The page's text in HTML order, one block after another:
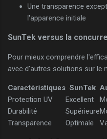
Une transparence
l'apparence initiale
SunTek versus la
Pour mieux comprendre
avec d'autres solutions sur le
Caractéristiques SunTek
Protection UV
Excellent
Durabilité
Supérieure
Transparence
Optimale